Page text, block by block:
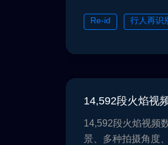
性信息。数据可用
Re-id 行人再识
14,592段火焰视
14,592段火焰视频
景、多种拍摄角度